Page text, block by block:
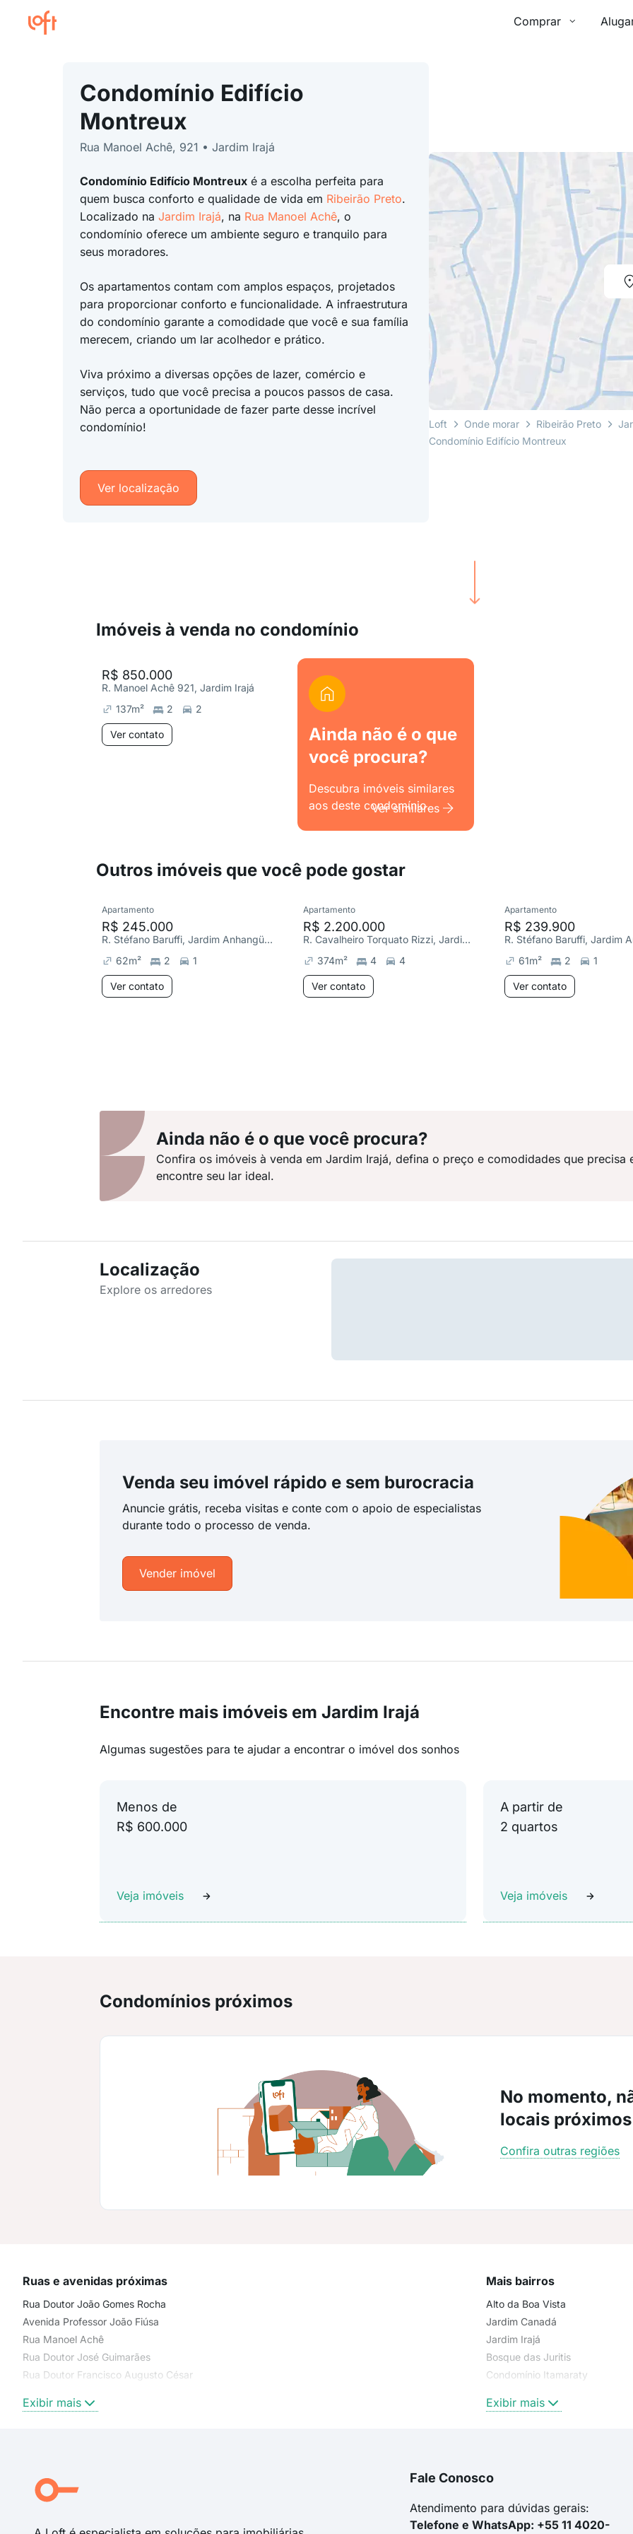
Comprar
Condomínio Edifício
Montreux
Rua Manoel Achê, 921 • Jardim Irajá
Condomínio Edifício Montreuxé a escolha perfeita para
quem busca conforto e qualidade de vida em Ribeirão Preto.
Localizado na Jardim Irajá, na Rua Manoel Achê, o
condomínio oferece um ambiente seguro e tranquilo para
seus moradores.
Os apartamentos contam com amplos espaços, projetados
para proporcionar conforto e funcionalidade. A infraestrutura
do condomínio garante a comodidade que você e sua família
merecem, criando um lar acolhedor e prático.
Viva próximo a diversas opções de lazer, comércio e
serviços, tudo que você precisa a poucos passos de casa.
Não perca a oportunidade de fazer parte desse incrível
condomínio!
Ver localização
Loft Onde morar Ribeirão Preto
Condomínio Edifício Montreux
Imóveis à venda no condomínio
R$ 850.000
R. Manoel Achê 921, Jardim Irajá
137m² 2 2
Ver contato
Ainda não é o que
você procura?
Descubra imóveis similares
aos deste condomínio.
Ver similares
Outros imóveis que você pode gostar
Apartamento
R$ 245.000
R. Stéfano Baruffi, Jardim Anhangüera
62m² 2 1
Ver contato
Apartamento
R$ 2.200.000
R. Cavalheiro Torquato Rizzi, Jardim São Luiz
374m² 4 4
Ver contato
Apartamento
R$ 239.900
61m² 2 1
Ver contato
Ainda não é o que você procura?
Confira os imóveis à venda em Jardim Irajá, defina o preço e comodidades que precisa
encontre seu lar ideal.
Localização
Explore os arredores
Venda seu imóvel rápido e sem burocracia
Anuncie grátis, receba visitas e conte com o apoio de especialistas
durante todo o processo de venda.
Vender imóvel
Encontre mais imóveis em Jardim Irajá
Algumas sugestões para te ajudar a encontrar o imóvel dos sonhos
Menos de
R$ 600.000
Veja imóveis
A partir de
2 quartos
Veja imóveis
Condomínios próximos
No momento,
locais
Confira outras regiões
Ruas e avenidas próximas
Rua Doutor João Gomes Rocha
Avenida Professor João Fiúsa
Rua Manoel Achê
Rua Doutor José Guimarães
Rua Doutor Francisco Augusto César
Rua do Professor
Rua Chile
Rua Toronto
Exibir mais
Mais bairros
Alto da Boa Vista
Jardim Canadá
Jardim Irajá
Bosque das Juritis
Condomínio Itamaraty
Exibir mais
Fale Conosco
Atendimento para dúvidas gerais:
Telefone e WhatsApp: +55 11 4020-